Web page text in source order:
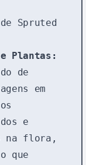
Spruted
Plantas:
de
em
e
na flora,
que